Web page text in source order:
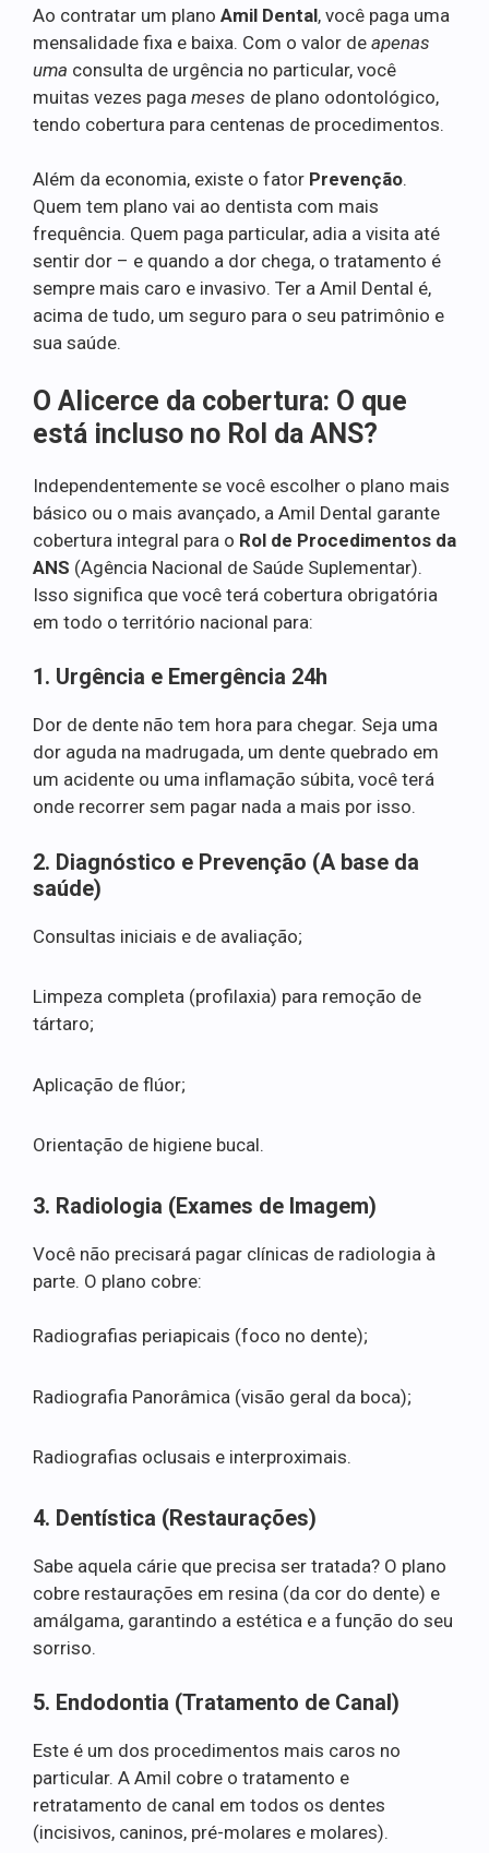
Ao contratar um plano Amil Dental, você paga uma
mensalidade fixa e baixa. Com o valor de apenas
uma consulta de urgência no particular, você
muitas vezes paga meses de plano odontológico,
tendo cobertura para centenas de procedimentos.
Além da economia, existe o fator Prevenção.
Quem tem plano vai ao dentista com mais
frequência. Quem paga particular, adia a visita até
sentir dor – e quando a dor chega, o tratamento é
sempre mais caro e invasivo. Ter a Amil Dental é,
acima de tudo, um seguro para o seu patrimônio e
sua saúde.
O Alicerce da cobertura: O que
está incluso no Rol da ANS?
Independentemente se você escolher o plano mais
básico ou o mais avançado, a Amil Dental garante
cobertura integral para o Rol de Procedimentos da
ANS (Agência Nacional de Saúde Suplementar).
Isso significa que você terá cobertura obrigatória
em todo o território nacional para:
1. Urgência e Emergência 24h
Dor de dente não tem hora para chegar. Seja uma
dor aguda na madrugada, um dente quebrado em
um acidente ou uma inflamação súbita, você terá
onde recorrer sem pagar nada a mais por isso.
2. Diagnóstico e Prevenção (A base da
saúde)
Consultas iniciais e de avaliação;
Limpeza completa (profilaxia) para remoção de
tártaro;
Aplicação de flúor;
Orientação de higiene bucal.
3. Radiologia (Exames de Imagem)
Você não precisará pagar clínicas de radiologia à
parte. O plano cobre:
Radiografias periapicais (foco no dente);
Radiografia Panorâmica (visão geral da boca);
Radiografias oclusais e interproximais.
4. Dentística (Restaurações)
Sabe aquela cárie que precisa ser tratada? O plano
cobre restaurações em resina (da cor do dente) e
amálgama, garantindo a estética e a função do seu
sorriso.
5. Endodontia (Tratamento de Canal)
Este é um dos procedimentos mais caros no
particular. A Amil cobre o tratamento e
retratamento de canal em todos os dentes
(incisivos, caninos, pré-molares e molares).